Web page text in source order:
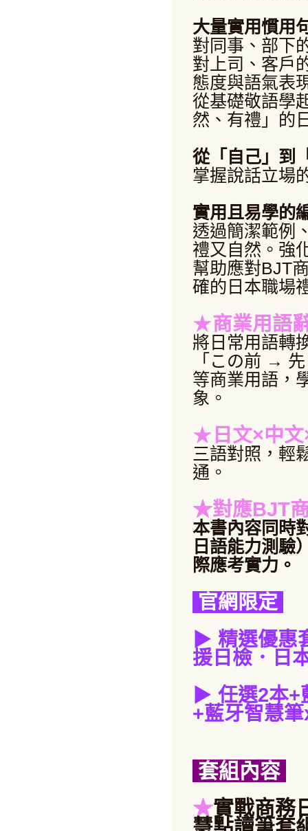
大量實用慣用
對同事、部下
對上司、客戶
態度與語氣表
從基礎敬語學
然、有禮」的
從「自己」到
掌握說話立場
實用且易學的
透過簡潔範例
禮又自然。強
幫助應對BJT
確的日本職場
★商業用語
將日常用語轉
「この前 →
等商業用語，
象。
★ 日文×中
三語對照，輕
通。
★對應BJT
本書內容同時
日語能力測驗
際應考實力。
官網限定
▶ 精選優惠
援日檢．日
▶ 任選2本+
+藍牙智慧
套組內容
★實戰商務